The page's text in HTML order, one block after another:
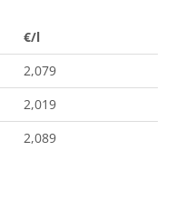
€/l
2,079
2,019
2,089